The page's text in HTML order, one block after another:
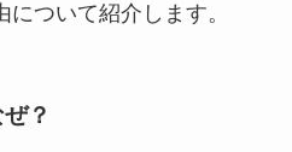
ついて紹介します。
？